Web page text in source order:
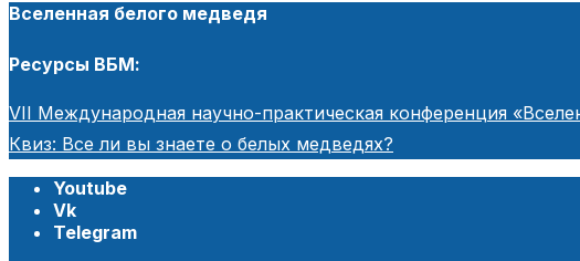
Вселенная белого медведя
Ресурсы ВБМ:
VII Международная научно-практическая конференция
Квиз: Все ли вы знаете о белых медведях?
Youtube
Vk
Telegram